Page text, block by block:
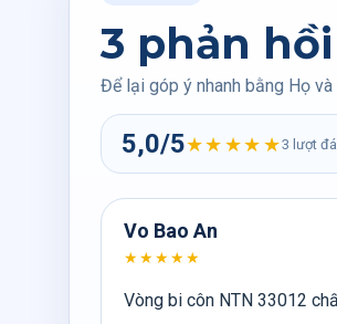
3 phản hồi
Để lại góp ý nhanh bằng Họ
5,0/5★★★★★3 lượt
Vo Bao An
★★★★★
Vòng bi côn NTN 33012